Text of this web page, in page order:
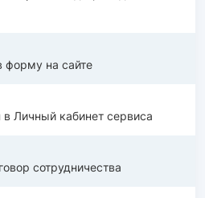
форму на сайте
Личный кабинет сервиса
сотрудничества